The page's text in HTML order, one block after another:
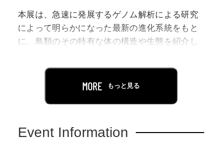
本展は、急速に発展するゲノム解析による研究
によって明らかになった最新の進化系統をもと
に、鳥類のその特有な体の構造や生態を紹介し
んでいく展覧会です。
ても重要とされています。
MORE もっと見る
Event Information